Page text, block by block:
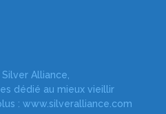
Alliance,
dédié au mieux vieillir
: www.silveralliance.com